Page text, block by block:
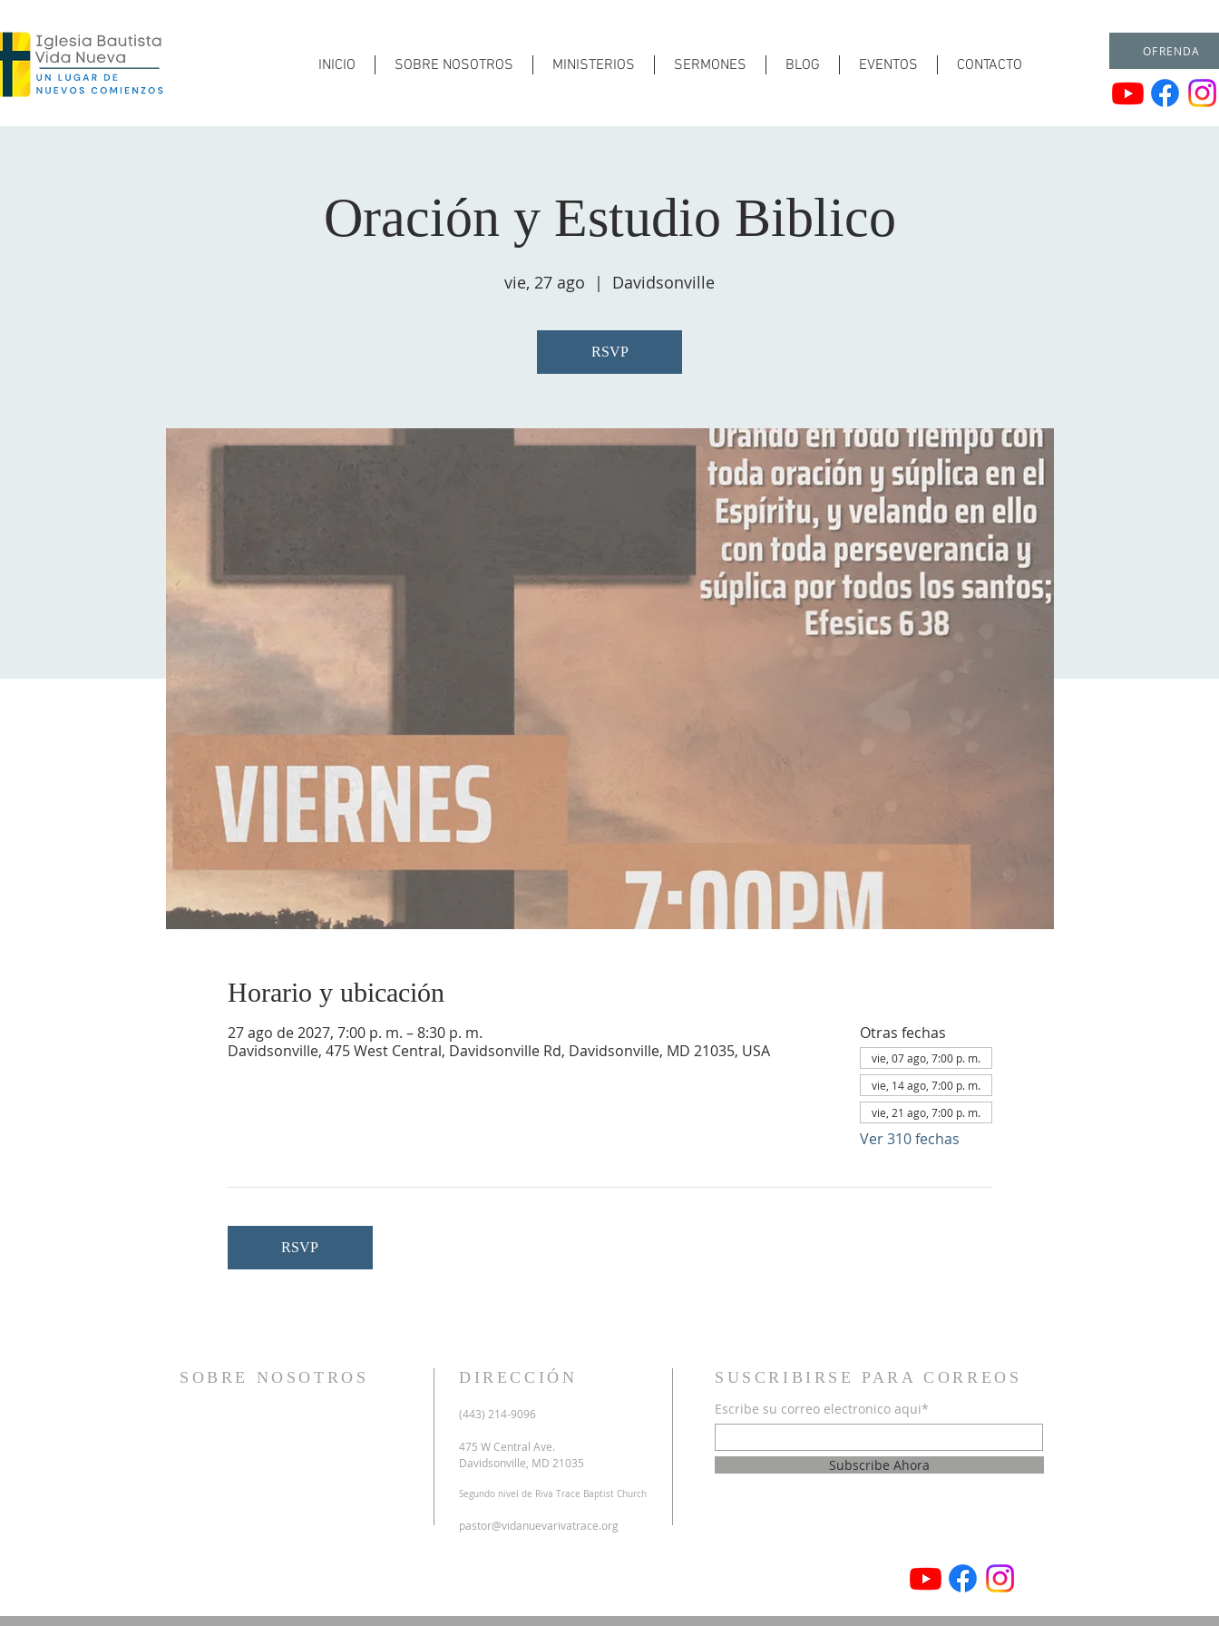
INICIO SOBRE NOSOTROS MINISTERIOS SERMONES BLOG EVENTOS CONTACTO
OFRENDA
Oración y Estudio Biblico
vie, 27 ago
  |
Davidsonville
RSVP
Horario y ubicación
27 ago de 2027, 7:00 p. m. – 8:30 p. m.
Davidsonville, 475 West Central, Davidsonville Rd, Davidsonville, MD 21035, USA
Otras fechas
vie, 07 ago, 7:00 p. m.
vie, 14 ago, 7:00 p. m.
vie, 21 ago, 7:00 p. m.
Ver 310 fechas
RSVP
SOBRE NOSOTROS DIRECCIÓN
(443) 214-9096
475 W Central Ave.
Davidsonville, MD 21035
Segundo nivel de Riva Trace Baptist Church
pastor@vidanuevarivatrace.org
SUSCRIBIRSE PARA CORREOS
Escribe su correo electronico aqui*
Subscribe Ahora